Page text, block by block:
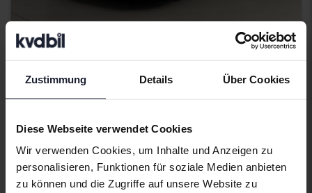
Zustimmung Details Über Cookies
Diese Webseite verwendet Cookies
Wir verwenden Cookies, um Inhalte und Anzeigen zu
personalisieren, Funktionen für soziale Medien anbieten
zu können und die Zugriffe auf unsere Website zu
Mercedes CLA
2018
117 550 Kilometer
Benzin
Höchstgebot: 93 500 SEK
Mit Finanzierung 796 SEK/Monat